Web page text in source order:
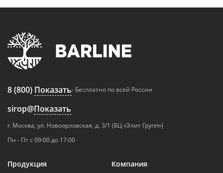
8 (800) Показать- Бесплатно по всей России
sirop@Показать
г. Москва, ул. Новоорловская, д. 3/1 (БЦ «Элит Групп»)
Пн - Пт с 09:00 до 17:00
Продукция Компания